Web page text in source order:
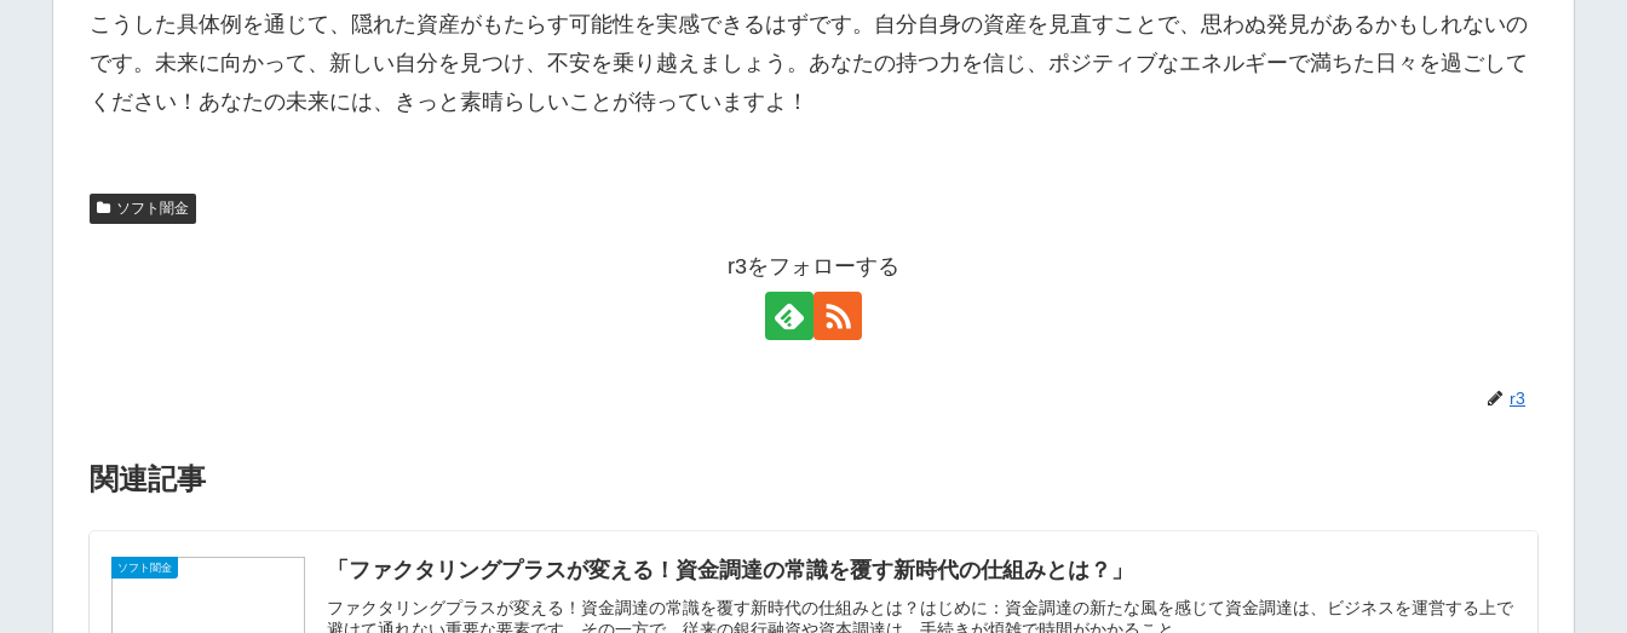
こうした具体例を通じて、隠れた資産がもたらす可能性を実感できるはずです。自分自身の資産を見直すことで、思わぬ発見があるかもしれないの
です。未来に向かって、新しい自分を見つけ、不安を乗り越えましょう。あなたの持つ力を信じ、ポジティブなエネルギーで満ちた日々を過ごして
ください！あなたの未来には、きっと素晴らしいことが待っていますよ！
ソフト闇金
r3をフォローする
r3
関連記事
ソフト闇金 「ファクタリングプラスが変える！資金調達の常識を覆す新時代の仕組みとは？」
ファクタリングプラスが変える！資金調達の常識を覆す新時代の仕組みとは？はじめに：資金調達の新たな風を感じて資金調達は、ビジネスを運営する上で
避けて通れない重要な要素です。その一方で、従来の銀行融資や資本調達は、手続きが煩雑で時間がかかること...